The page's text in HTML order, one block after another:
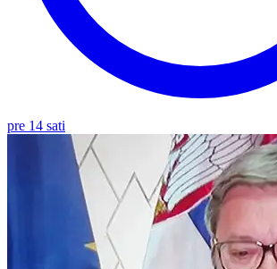
pre 14 sati